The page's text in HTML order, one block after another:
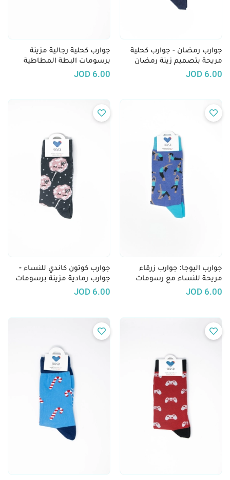
جوارب رمضان - جوارب كحلية
مريحة بتصميم زينة رمضان
6.00
JOD
جوارب كحلية رجالية مزينة
برسومات البطة المطاطية
الصفراء
6.00
JOD
جوارب اليوجا: جوارب زرقاء
مريحة للنساء مع رسومات
وضعيات اليوجا
6.00
JOD
جوارب كوتون كاندي للنساء -
جوارب رمادية مزينة برسومات
غزل البنات الوردي
6.00
JOD